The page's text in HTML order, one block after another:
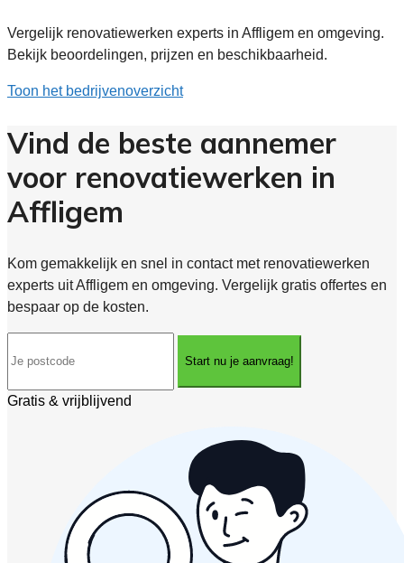
Vergelijk renovatiewerken experts in Affligem en omgeving.
Bekijk beoordelingen, prijzen en beschikbaarheid.
Toon het bedrijvenoverzicht
Vind de beste aannemer
voor renovatiewerken in
Affligem
Kom gemakkelijk en snel in contact met renovatiewerken
experts uit Affligem en omgeving. Vergelijk gratis offertes en
bespaar op de kosten.
Start nu je aanvraag!
Gratis & vrijblijvend